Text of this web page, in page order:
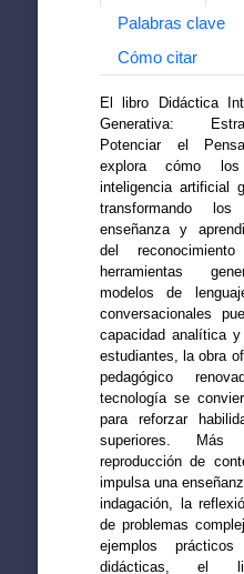
Palabras clave
Cómo citar
El libro Didáctica
Generativa:
Potenciar el
explora cómo
inteligencia artificial
transformando
enseñanza y
del
herramientas
modelos de
conversacionales
capacidad analítica
estudiantes, la obra
pedagógico
tecnología se
para reforzar
superiores.
reproducción de
impulsa una
indagación, la
de problemas
ejemplos
didácticas, el